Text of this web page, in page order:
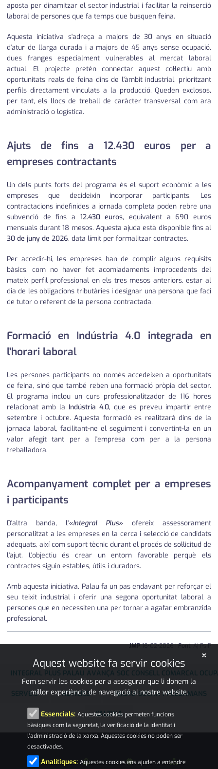
aposta per dinamitzar el sector industrial i facilitar la reinserció
laboral de persones que fa temps que busquen feina.
Aquesta iniciativa s'adreça a majors de 30 anys en situació
d'atur de llarga durada i a majors de 45 anys sense ocupació,
dues franges especialment vulnerables al mercat laboral
actual. El projecte pretén connectar aquest col·lectiu amb
oportunitats reals de feina dins de l'àmbit industrial, prioritzant
perfils directament vinculats a la producció. Queden exclosos,
per tant, els llocs de treball de caràcter transversal com ara
administració o logística.
Ajuts de fins a 12.430 euros per a
empreses contractants
Un dels punts forts del programa és el suport econòmic a les
empreses que decideixin incorporar participants. Les
contractacions indefinides a jornada completa poden rebre una
subvenció de fins a 12.430 euros, equivalent a 690 euros
mensuals durant 18 mesos. Aquesta ajuda està disponible fins al
30 de juny de 2026, data límit per formalitzar contractes.
Per accedir-hi, les empreses han de complir alguns requisits
bàsics, com no haver fet acomiadaments improcedents del
mateix perfil professional en els tres mesos anteriors, estar al
dia de les obligacions tributàries i designar una persona que faci
de tutor o referent de la persona contractada.
Formació en Indústria 4.0 integrada en
l'horari laboral
Les persones participants no només accedeixen a oportunitats
de feina, sinó que també reben una formació pròpia del sector.
El programa inclou un curs professionalitzador de 116 hores
relacionat amb la Indústria 4.0, que es preveu impartir entre
setembre i octubre. Aquesta formació es realitzarà dins de la
jornada laboral, facilitant-ne el seguiment i convertint-la en un
valor afegit tant per a l'empresa com per a la persona
treballadora.
Acompanyament complet per a empreses
i participants
D'altra banda, l'«Integral Plus» ofereix assessorament
personalitzat a les empreses en la cerca i selecció de candidats
adequats, així com suport tècnic durant el procés de sol·licitud de
l'ajut. L'objectiu és crear un entorn favorable perquè els
contractes siguin estables, útils i duradors.
Amb aquesta iniciativa, Palau fa un pas endavant per reforçar el
seu teixit industrial i oferir una segona oportunitat laboral a
persones que en necessiten una per tornar a agafar embranzida
professional.
JMP16•02•2026|Font:Aj PsiP
INTEGRAL PLUS PALAU AVANÇA SOC CONSELL COMARCAL
SERVEIS NOTÍCIES PALAU-SOLITÀ I PLEGAMANS
L'ALZINA
×
Aquest website fa servir cookies
Fem servir les cookies per a assegurar que li donem la
millor experiència de navegació al nostre website.
Essencials: Aquestes cookies permeten funcions
bàsiques com la seguretat, la verificació de la identitat i
l'administració de la xarxa. Aquestes cookies no poden ser
desactivades.
Analítiques: Aquestes cookies ens ajuden a entendre